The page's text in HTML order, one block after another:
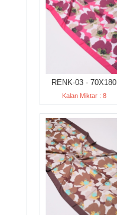
RENK-03 - 70X180
Kalan Miktar : 8